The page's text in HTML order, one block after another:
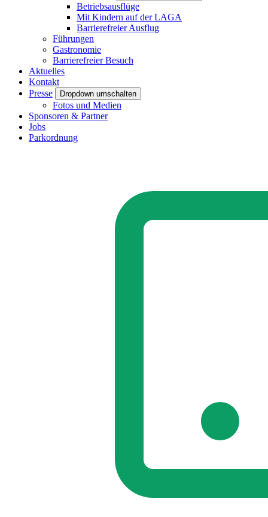
Betriebsausflüge
Mit Kindern auf der LAGA
Barrierefreier Ausflug
Führungen
Gastronomie
Barrierefreier Besuch
Aktuelles
Kontakt
Presse
Dropdown umschalten
Fotos und Medien
Sponsoren & Partner
Jobs
Parkordnung